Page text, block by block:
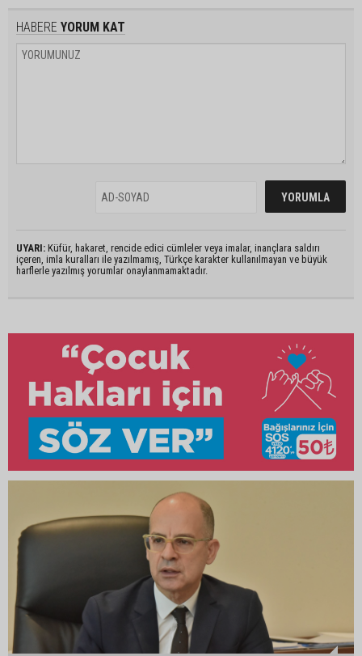
HABERE YORUM KAT
UYARI: Küfür, hakaret, rencide edici cümleler veya imalar, inançlara saldırı
içeren, imla kuralları ile yazılmamış, Türkçe karakter kullanılmayan ve büyük
harflerle yazılmış yorumlar onaylanmamaktadır.